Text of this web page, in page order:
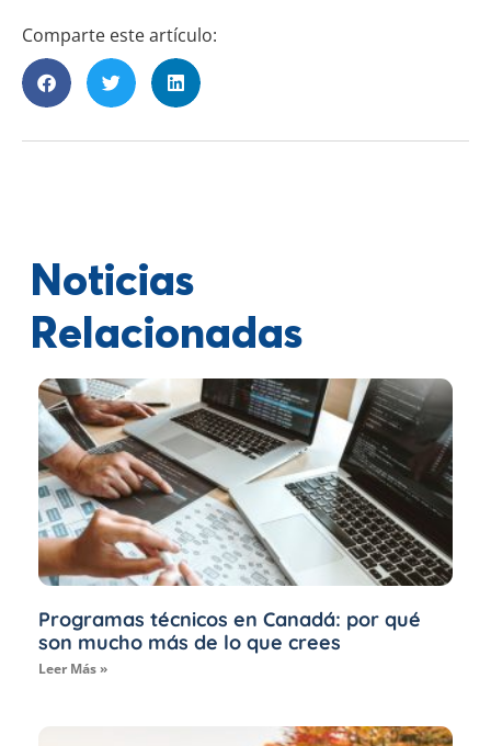
Comparte este artículo:
Noticias
Relacionadas
Programas técnicos en Canadá: por qué
son mucho más de lo que crees
Leer Más »